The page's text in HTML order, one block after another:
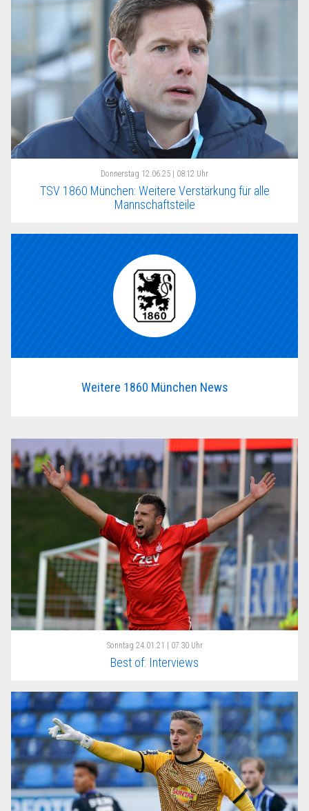
Donnerstag 12.06.25 | 08:12 Uhr
TSV 1860 München: Weitere Verstärkung für alle
Mannschaftsteile
Weitere 1860 München News
Sonntag 24.01.21 | 07:30 Uhr
Best of: Interviews